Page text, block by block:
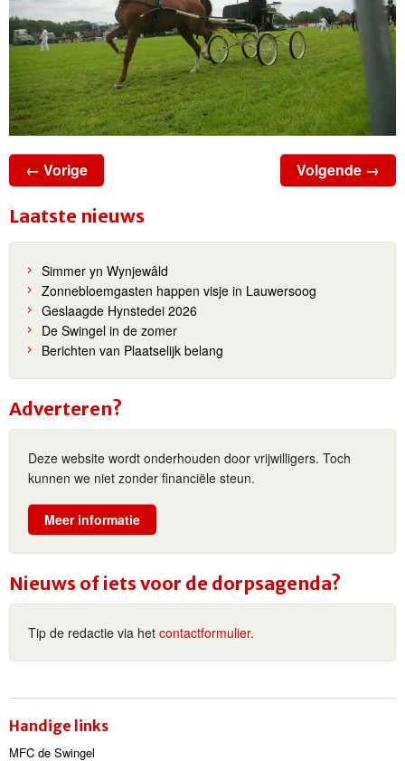
← Vorige Volgende →
Laatste nieuws
Simmer yn Wynjewâld
Zonnebloemgasten happen visje in Lauwersoog
Geslaagde Hynstedei 2026
De Swingel in de zomer
Berichten van Plaatselijk belang
Adverteren?
Deze website wordt onderhouden door vrijwilligers. Toch
kunnen we niet zonder financiële steun.
Meer informatie
Nieuws of iets voor de dorpsagenda?
Tip de redactie via het contactformulier.
Handige links
MFC de Swingel